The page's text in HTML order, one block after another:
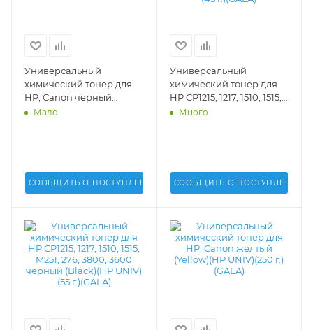
Универсальный
химический тонер для
HP, Canon черный
(Black)(HP UNIV)(340 г.)
Мало
СООБЩИТЬ О ПОСТУПЛЕНИИ
Универсальный
химический тонер для
HP CP1215, 1217, 1510, 1515,
M251, 276, 3800, 3600
Много
СООБЩИТЬ О ПОСТУПЛЕНИИ